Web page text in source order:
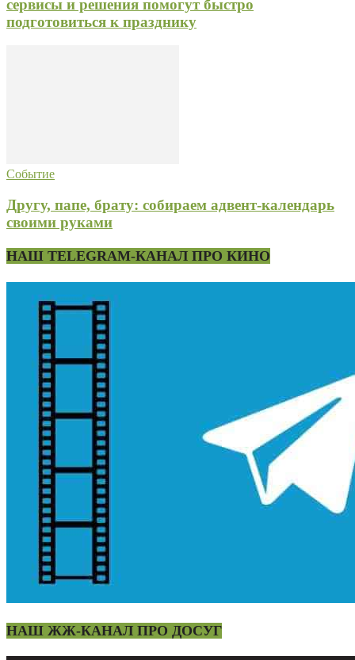
сервисы и решения помогут быстро
подготовиться к празднику
Событие
Другу, папе, брату: собираем адвент-календарь
своими руками
НАШ TELEGRAM-КАНАЛ ПРО КИНО
НАШ ЖЖ-КАНАЛ ПРО ДОСУГ